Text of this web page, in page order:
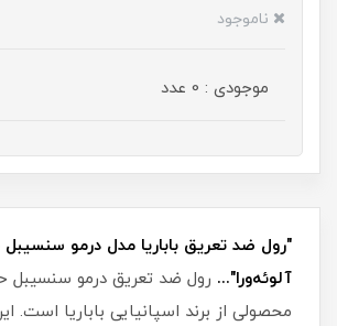
ناموجود
موجودی : 0 عدد
"رول ضد تعریق باباریا مدل درمو
آلوئه‌ورا"... رول ضد تعریق درمو سنسیبل
محصولی از برند اسپانیایی باباریا است.